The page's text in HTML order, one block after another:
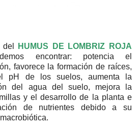
del
HUMUS DE LOMBRIZ ROJA
encontrar: potencia el
favorece la formación de raíces,
pH de los suelos, aumenta la
del agua del suelo, mejora la
y el desarrollo de la planta e
de nutrientes debido a su